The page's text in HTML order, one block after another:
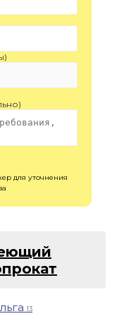
для уточнения
13